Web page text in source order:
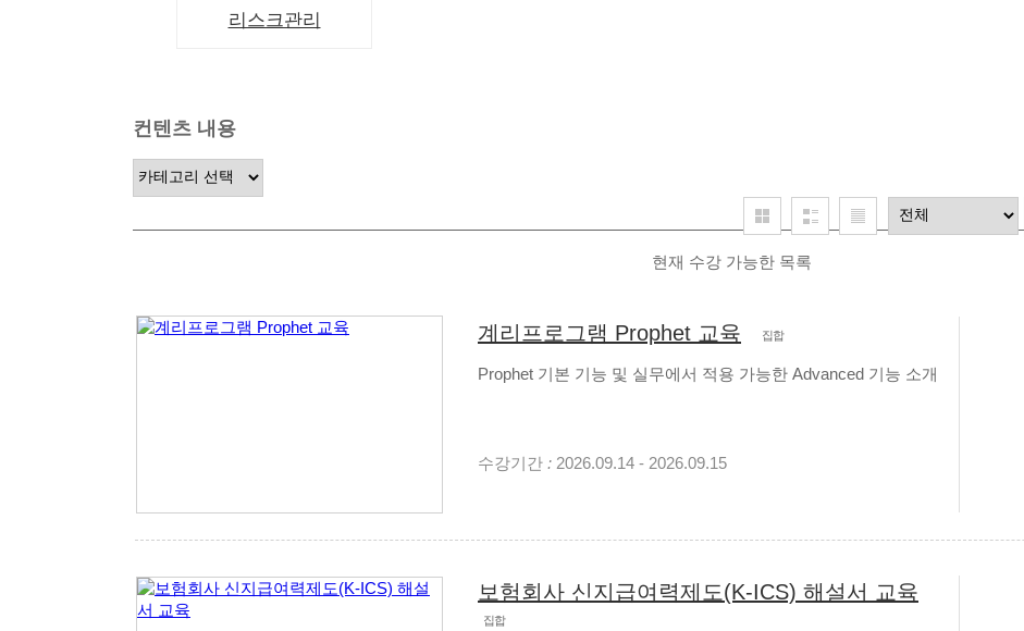
리스크관리
컨텐츠 내용
현재 수강 가능한 목록
계리프로그램 Prophet 교육 집합
Prophet 기본 기능 및 실무에서 적용 가능한 Advanced 기능 소개
수강기간 : 2026.09.14 - 2026.09.15
보험회사 신지급여력제도(K-ICS) 해설서 교육
집합